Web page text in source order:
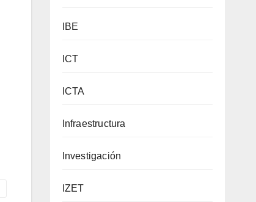
IBE
ICT
ICTA
Infraestructura
Investigación
IZET